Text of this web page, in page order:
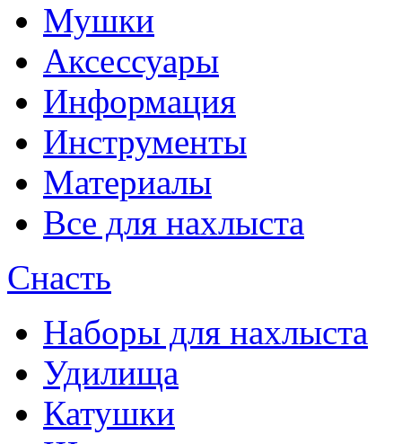
Мушки
Аксессуары
Информация
Инструменты
Материалы
Все для нахлыста
Снасть
Наборы для нахлыста
Удилища
Катушки